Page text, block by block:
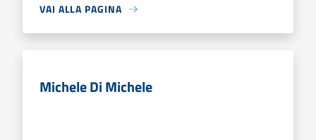
VAI ALLA PAGINA
Michele Di Michele